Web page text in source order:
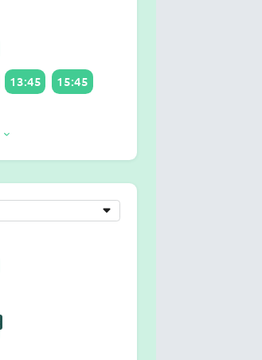
13:45 15:45